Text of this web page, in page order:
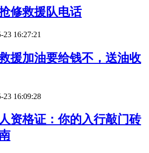
修救援队电话
16:27:21
援加油要给钱不，送油收
23 16:09:28
资格证：你的入行敲门砖